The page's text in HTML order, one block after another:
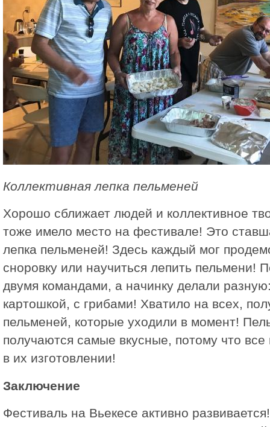
Коллективная лепка пельменей
Хорошо сближает людей и коллективное
тоже имело место на фестивале! Это
лепка пельменей! Здесь каждый мог
сноровку или научиться лепить пельмени!
двумя командами, а начинку делали
картошкой, с грибами! Хватило на всех,
пельменей, которые уходили в момент!
получаются самые вкусные, потому что
в их изготовлении!
Заключение
Фестиваль на Вьекесе активно